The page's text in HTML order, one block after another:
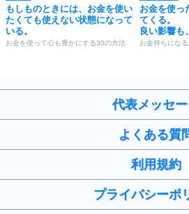
もしものときには、お金を使い
たくても使えない状態になって
いる。
お金を使って心も豊かにする30の方法
お金を使っ
てくる。
良い影響も
お金持ちにな
代表メッセ
よくある質
利用規約
プライバシーポ